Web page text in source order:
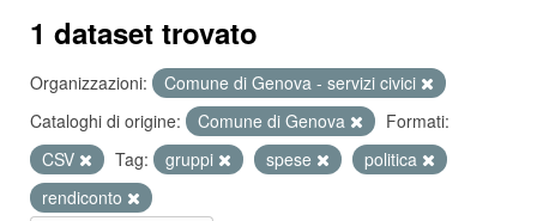
1 dataset trovato
Organizzazioni:
Comune di Genova - servizi civici
Cataloghi di origine:
Comune di Genova
Formati:
CSV
Tag: gruppi spese
politica
rendiconto